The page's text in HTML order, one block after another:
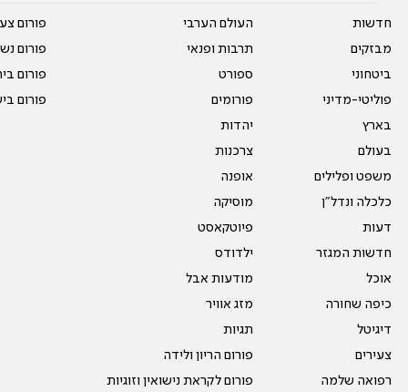
חדשות
מבזקים
ביטחוני
פוליטי-מדיני
בארץ
בעולם
משפט ופלילים
כלכלה ונדל"ן
דעות
חדשות המגזר
אוכל
כיפה שחורה
דיגיטל
צעירים
רפואה שלמה
העולם הערבי
תרבות ופנאי
ספורט
פורומים
יהדות
צרכנות
אופנה
מוסיקה
פיוטקאסט
ילדודס
מודעות אבל
מזג אוויר
תגיות
פורום הריון ולידה
פורום לקראת נישואין וזוגיות
פורום
פורום
פורום
פורום